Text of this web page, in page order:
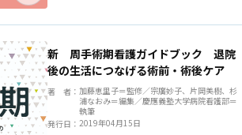
新 周手術期看護ガイドブック 退院
後の生活につなげる術前・術後ケア
著 者： 加藤恵里子＝監修／宗廣妙子、片岡美樹、杉
浦なおみ＝編集／慶應義塾大学病院看護部＝
執筆
発行日： 2019年04月15日